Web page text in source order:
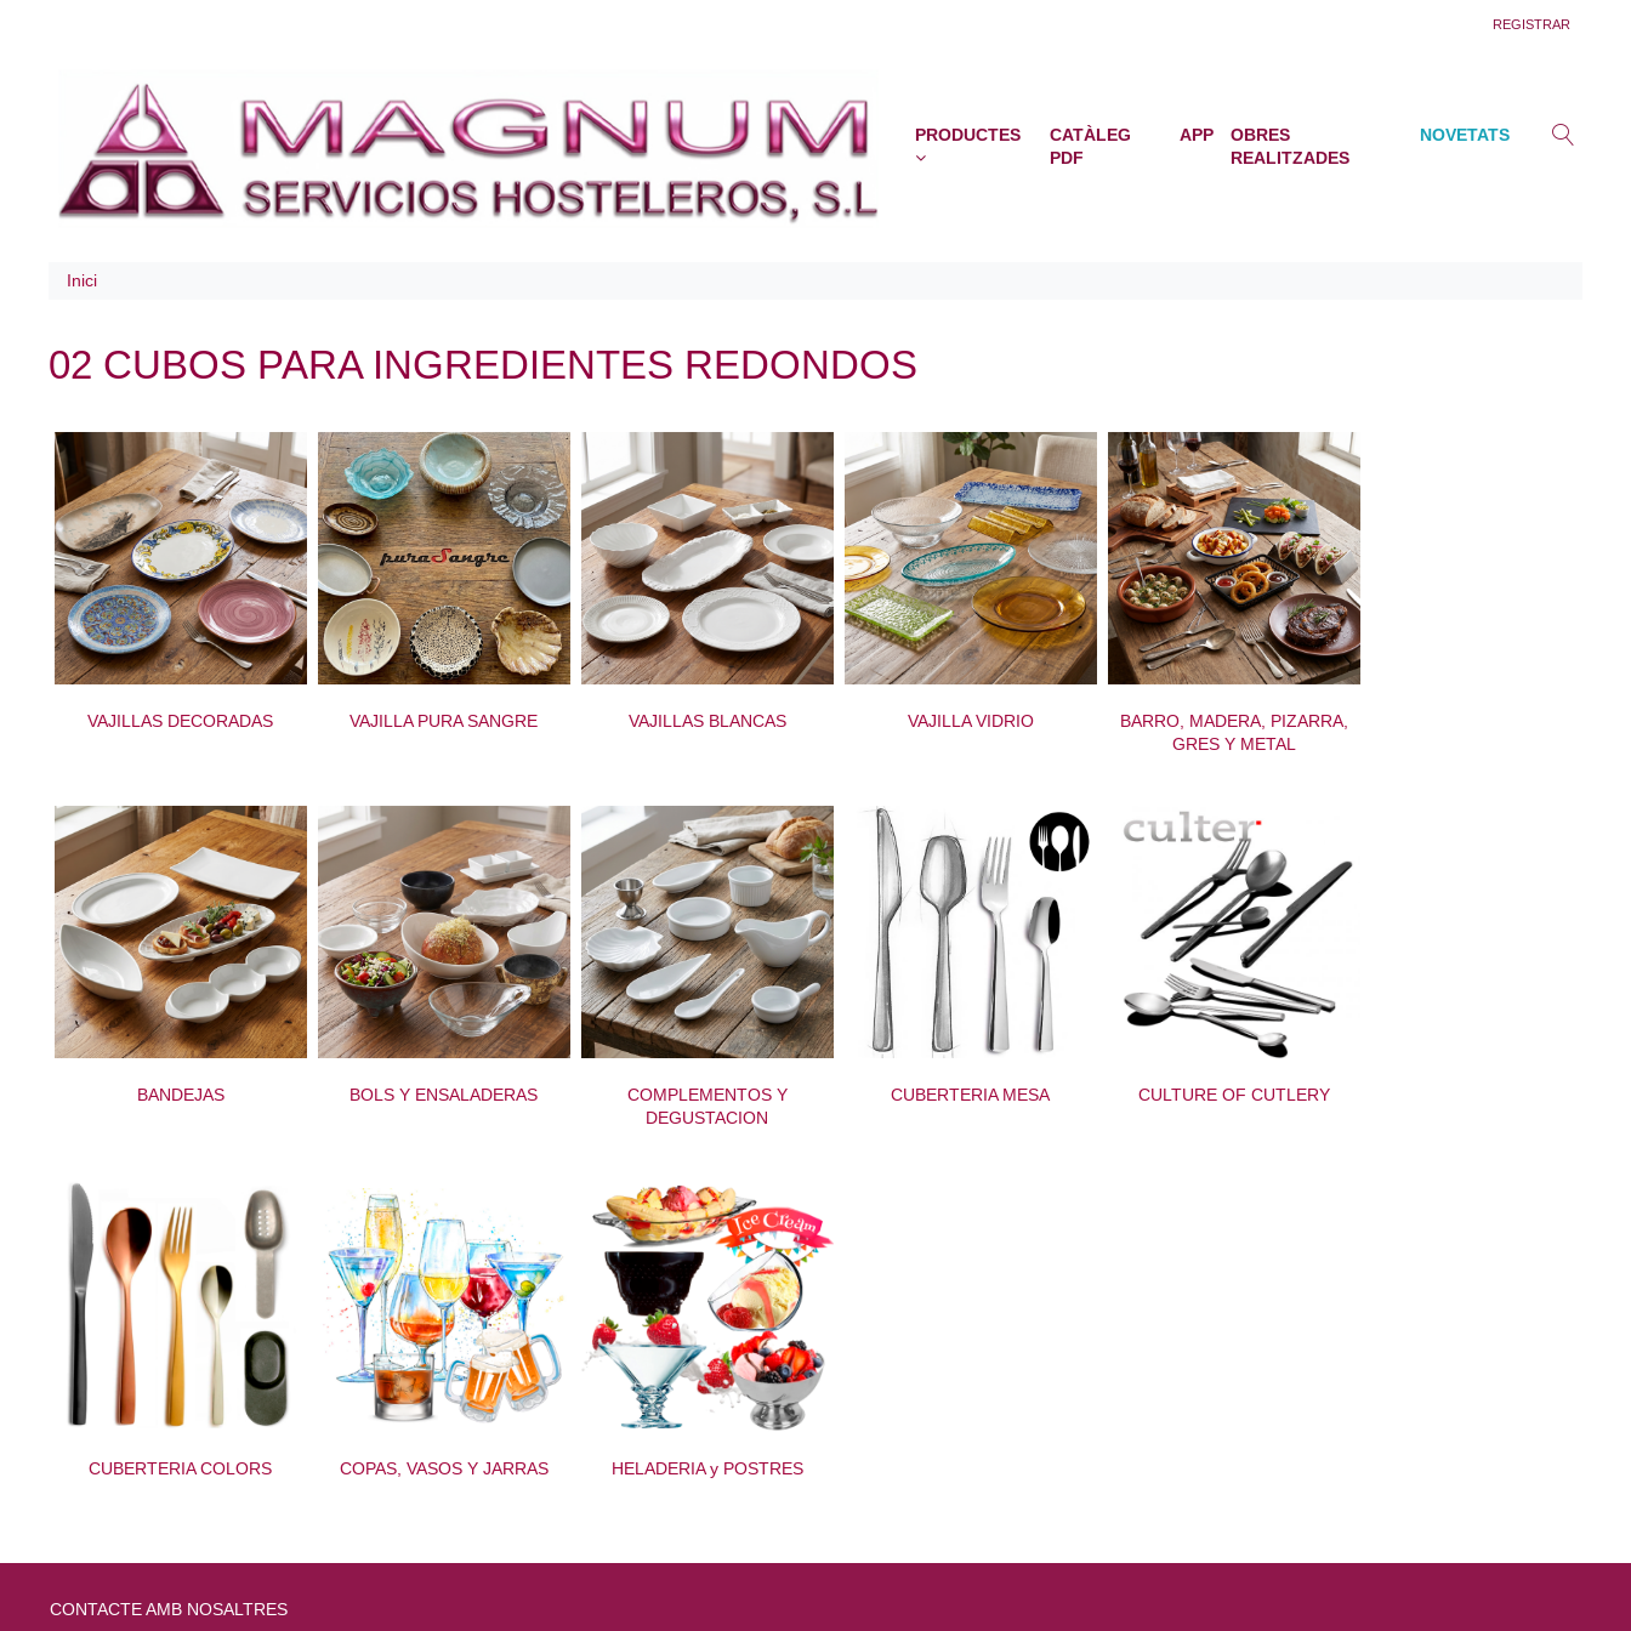
REGISTRAR
PRODUCTES
CATÀLEG
PDF
APP
OBRES
REALITZADES
NOVETATS
Inici
02 CUBOS PARA INGREDIENTES REDONDOS
VAJILLAS DECORADAS VAJILLA PURA SANGRE VAJILLAS BLANCAS VAJILLA VIDRIO
BARRO, MADERA, PIZARRA,
GRES Y METAL
BANDEJAS BOLS Y ENSALADERAS
COMPLEMENTOS Y
DEGUSTACION
CUBERTERIA MESA CULTURE OF CUTLERY
CUBERTERIA COLORS COPAS, VASOS Y JARRAS HELADERIA y POSTRES
CONTACTE AMB NOSALTRES